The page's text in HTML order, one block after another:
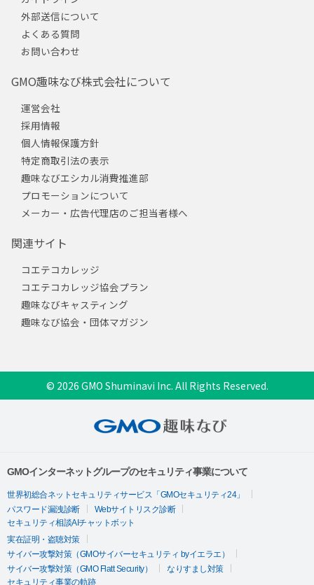
外部送信について
よくある質問
お問い合わせ
GMO趣味なび株式会社について
運営会社
採用情報
個人情報保護方針
特定商取引法の表示
趣味なびエシカル消費推進部
プロモーションについて
メーカー・広告代理店のご担当者様へ
関連サイト
コエテコカレッジ
コエテコカレッジ協会プラン
趣味なびキャスティング
趣味なび協会・団体マガジン
© 2026 GMO Shuminavi Inc. All Rights Reserved.